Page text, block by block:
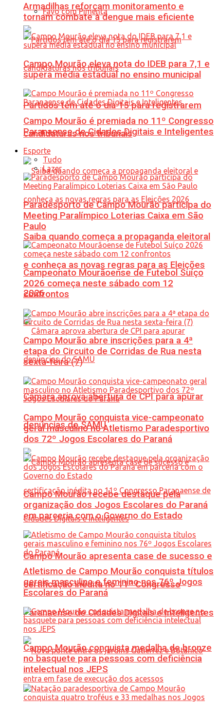
Favo com Pimenta
Partidos têm até o dia 15 para registrarem
candidaturas nos tribunais
Saiba quando começa a propaganda eleitoral
e conheça as novas regras para as Eleições
2026
Câmara aprova abertura de CPI para apurar
denúncias do SAMU
Campo Mourão apresenta case de sucesso e
certificação inédita no 11º Congresso
Paranaense de Cidades Digitais e Inteligentes
Armadilhas reforçam monitoramento e
tornam combate à dengue mais eficiente
Campo Mourão eleva nota do IDEB para 7,1 e
supera média estadual no ensino municipal
Campo Mourão é premiada no 11º Congresso
Paranaense de Cidades Digitais e Inteligentes
Esporte
Tudo
Lazer
Paradesporto de Campo Mourão participa do
Meeting Paralímpico Loterias Caixa em São
Paulo
Campeonato Mourãoense de Futebol Suíço
2026 começa neste sábado com 12
confrontos
Campo Mourão abre inscrições para a 4ª
etapa do Circuito de Corridas de Rua nesta
sexta-feira (7)
Campo Mourão conquista vice-campeonato
geral masculino no Atletismo Paradesportivo
dos 72º Jogos Escolares do Paraná
Campo Mourão recebe destaque pela
organização dos Jogos Escolares do Paraná
em parceria com o Governo do Estado
Atletismo de Campo Mourão conquista títulos
gerais masculino e feminino nos 76º Jogos
Escolares do Paraná
Campo Mourão conquista medalha de bronze
no basquete para pessoas com deficiência
intelectual nos JEPS